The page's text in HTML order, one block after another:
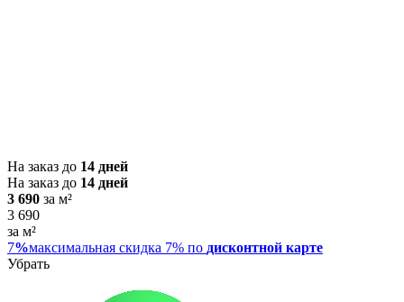
На заказ до 14 дней
На заказ до 14 дней
3 690 за м²
3 690
за м²
7%максимальная скидка 7% по дисконтной карте
Убрать